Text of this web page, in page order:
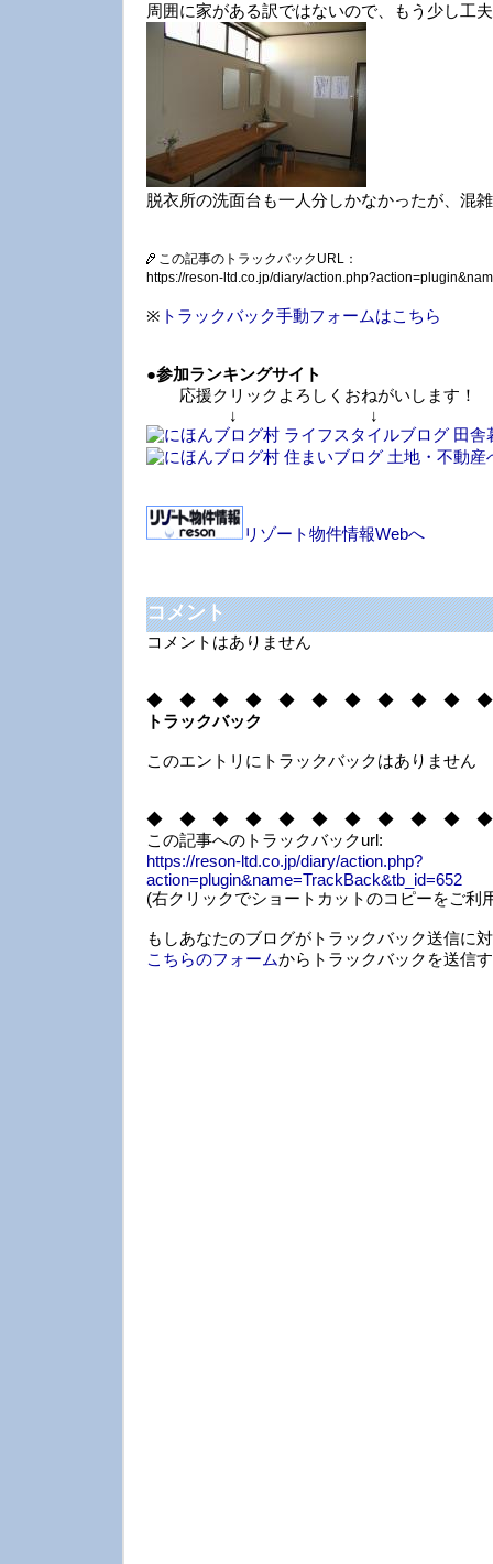
周囲に家がある訳ではないので、もう少し工
脱衣所の洗面台も一人分しかなかったが、混
この記事のトラックバックURL：
https://reson-ltd.co.jp/diary/
※ トラックバック手動フォームはこちら
●参加ランキングサイト
応援クリックよろしくおねがいします！
↓ ↓
リゾート物件情報Webへ
コメント
コメントはありません
◆ ◆ ◆ ◆ ◆ ◆ ◆ ◆ ◆ ◆
トラックバック
このエントリにトラックバックはありません
◆ ◆ ◆ ◆ ◆ ◆ ◆ ◆ ◆ ◆
この記事へのトラックバックurl:
https://reson-ltd.co.jp/diary/action.php?
action=plugin&name=TrackBack&tb_id=652
(右クリックでショートカットのコピーをご利
もしあなたのブログがトラックバック送信に
こちらのフォームからトラックバックを送信